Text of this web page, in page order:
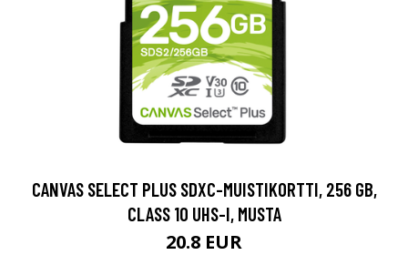
CANVAS SELECT PLUS SDXC-MUISTIKORTTI, 256 GB,
CLASS 10 UHS-I, MUSTA
20.8 EUR